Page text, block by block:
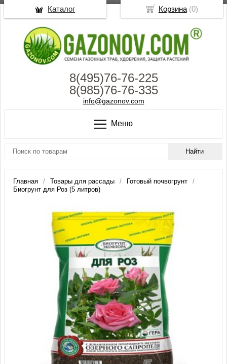
8(495)76-76-225
8(985)76-76-335
info@gazonov.com
Меню
Главная Товары для рассады
Готовый почвогрунт
Биогрунт для Роз (5 литров)
Корзина(0)
Каталог